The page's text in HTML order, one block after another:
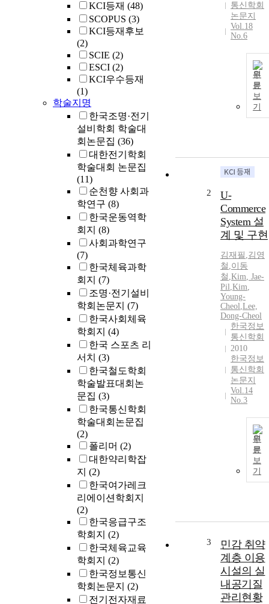
KCI등재 (48)
SCOPUS (3)
KCI등재후보
(2)
SCIE (2)
ESCI (2)
KCI우수등재
(1)
학술지명
한국조명·전기
설비학회 학술대
회논문집 (36)
대한전기학회
학술대회 논문집
(11)
순천향 사회과
학연구 (8)
한국운동역학
회지 (8)
사회과학연구
(7)
한국체육과학
회지 (7)
조명·전기설비
학회논문지 (7)
한국사회체육
학회지 (4)
한국 스포츠 리
서치 (3)
한국철도학회
학술발표대회논
문집 (3)
한국통신학회
학술대회논문집
(2)
폴리머 (2)
대한약리학잡
지 (2)
한국여가레크
리에이션학회지
(2)
한국응급구조
학회지 (2)
한국체육교육
학회지 (2)
한국정보통신
학회논문지 (2)
전기전자재료
통신학회
논문지
Vol.18
No.6
원
문
보
기
2
U-
Commerce
System 설
계 및 구현
김재필 ,김영
철 ,이동
철 ,Kim, Jae-
Pil,Kim,
Young-
Cheol,Lee,
Dong-Cheol
한국정보
통신학회
2010
한국정보
통신학회
논문지
Vol.14
No.3
원
문
보
기
3
민감 취약
계층 이용
시설의 실
내공기질
관리현황